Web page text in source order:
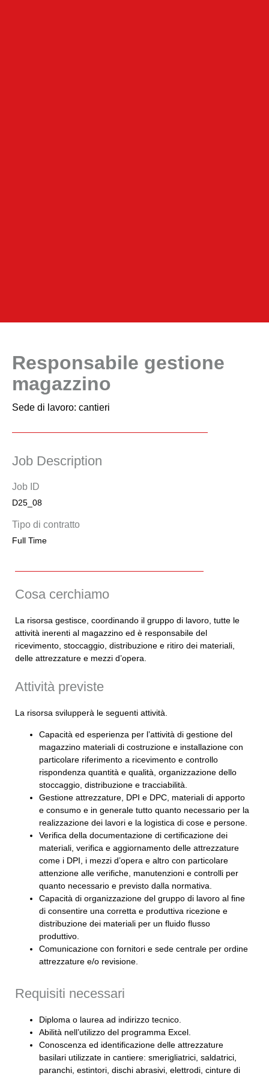
Responsabile gestione
magazzino
Sede di lavoro: cantieri
Job Description
Job ID
D25_08
Tipo di contratto
Full Time
Cosa cerchiamo
La risorsa gestisce, coordinando il gruppo di lavoro, tutte le
attività inerenti al magazzino ed è responsabile del
ricevimento, stoccaggio, distribuzione e ritiro dei materiali,
delle attrezzature e mezzi d’opera.
Attività previste
La risorsa svilupperà le seguenti attività.
Capacità ed esperienza per l’attività di gestione del
magazzino materiali di costruzione e installazione con
particolare riferimento a ricevimento e controllo
rispondenza quantità e qualità, organizzazione dello
stoccaggio, distribuzione e tracciabilità.
Gestione attrezzature, DPI e DPC, materiali di apporto
e consumo e in generale tutto quanto necessario per la
realizzazione dei lavori e la logistica di cose e persone.
Verifica della documentazione di certificazione dei
materiali, verifica e aggiornamento delle attrezzature
come i DPI, i mezzi d’opera e altro con particolare
attenzione alle verifiche, manutenzioni e controlli per
quanto necessario e previsto dalla normativa.
Capacità di organizzazione del gruppo di lavoro al fine
di consentire una corretta e produttiva ricezione e
distribuzione dei materiali per un fluido flusso
produttivo.
Comunicazione con fornitori e sede centrale per ordine
attrezzature e/o revisione.
Requisiti necessari
Diploma o laurea ad indirizzo tecnico.
Abilità nell’utilizzo del programma Excel.
Conoscenza ed identificazione delle attrezzature
basilari utilizzate in cantiere: smerigliatrici, saldatrici,
paranchi, estintori, dischi abrasivi, elettrodi, cinture di